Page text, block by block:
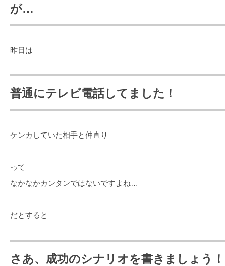
が…
昨日は
普通にテレビ電話してました！
ケンカしていた相手と仲直り
って
なかなかカンタンではないですよね…
だとすると
さあ、成功のシナリオを書きましょう！